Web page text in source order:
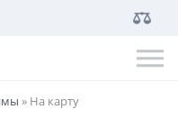
» На карту